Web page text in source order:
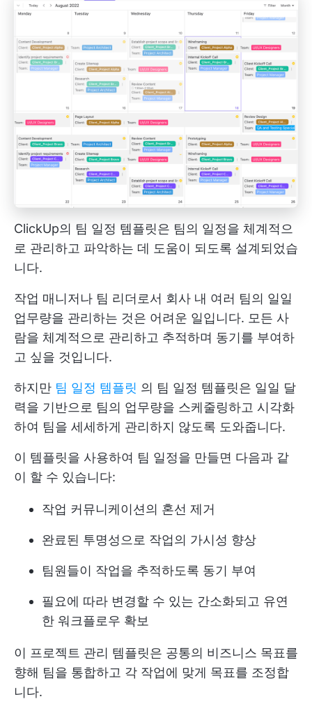
ClickUp의 팀 일정 템플릿은 팀의 일정을 체계적으
로 관리하고 파악하는 데 도움이 되도록 설계되었습
니다.
작업 매니저나 팀 리더로서 회사 내 여러 팀의 일일
업무량을 관리하는 것은 어려운 일입니다. 모든 사
람을 체계적으로 관리하고 추적하며 동기를 부여하
고 싶을 것입니다.
하지만 팀 일정 템플릿 의 팀 일정 템플릿은 일일 달
력을 기반으로 팀의 업무량을 스케줄링하고 시각화
하여 팀을 세세하게 관리하지 않도록 도와줍니다.
이 템플릿을 사용하여 팀 일정을 만들면 다음과 같
이 할 수 있습니다:
작업 커뮤니케이션의 혼선 제거
완료된 투명성으로 작업의 가시성 향상
팀원들이 작업을 추적하도록 동기 부여
필요에 따라 변경할 수 있는 간소화되고 유연
한 워크플로우 확보
이 프로젝트 관리 템플릿은 공통의 비즈니스 목표를
향해 팀을 통합하고 각 작업에 맞게 목표를 조정합
니다.